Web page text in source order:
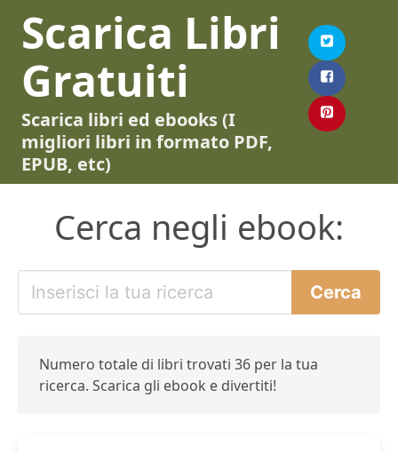
Scarica Libri
Gratuiti
Scarica libri ed ebooks (I
migliori libri in formato PDF,
EPUB, etc)
Cerca negli ebook:
Numero totale di libri trovati 36 per la tua
ricerca. Scarica gli ebook e divertiti!